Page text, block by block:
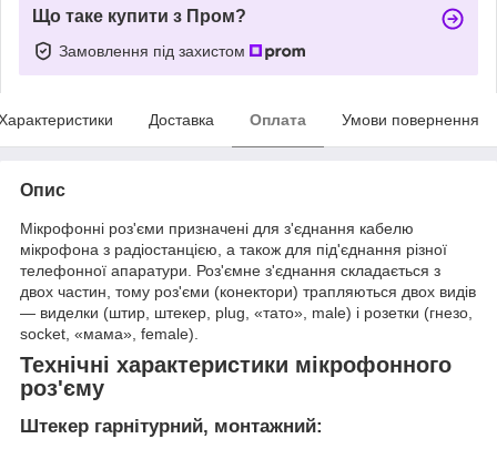
Що таке купити з Пром?
Замовлення під захистом
Доставка Оплата Умови повернення
Опис
Мікрофонні роз'єми призначені для з'єднання кабелю
мікрофона з радіостанцією, а також для під'єднання різної
телефонної апаратури. Роз'ємне з'єднання складається з
двох частин, тому роз'єми (конектори) трапляються двох видів
— виделки (штир, штекер, plug, «тато», male) і розетки (гнезо,
socket, «мама», female).
Технічні характеристики мікрофонного
роз'єму
Штекер гарнітурний, монтажний: